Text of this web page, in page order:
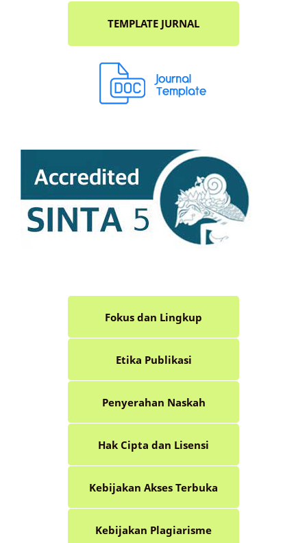
TEMPLATE JURNAL
Fokus dan Lingkup
Etika Publikasi
Penyerahan Naskah
Hak Cipta dan Lisensi
Kebijakan Akses Terbuka
Kebijakan Plagiarisme